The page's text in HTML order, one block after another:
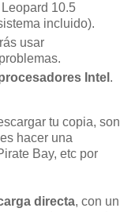
10.5
incluido).
usar
Intel .
tu copia, son
hacer una
Bay, etc por
directa, con un